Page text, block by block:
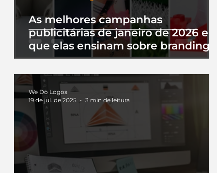
As melhores campanhas
publicitárias de janeiro de 2026 e
que elas ensinam sobre branding
We Do Logos
19 de jul. de 2025
3 min de leitura